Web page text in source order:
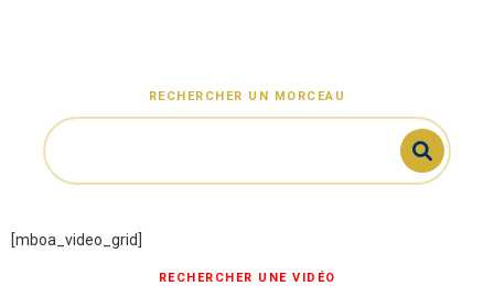
RECHERCHER UN MORCEAU
[mboa_video_grid]
RECHERCHER UNE VIDÉO